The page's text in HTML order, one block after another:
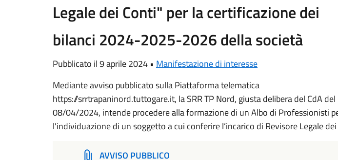
Legale dei Conti" per la certificazione dei
bilanci 2024-2025-2026 della società
Pubblicato il 9 aprile 2024 • Manifestazione di interesse
Mediante avviso pubblicato sulla Piattaforma telematica
https://srrtrapaninord.tuttogare.it, la SRR TP Nord, giusta delibera del CdA del
08/04/2024, intende procedere alla formazione di un Albo di Professionisti
l'individuazione di un soggetto a cui conferire l’incarico di Revisore Legale
AVVISO PUBBLICO